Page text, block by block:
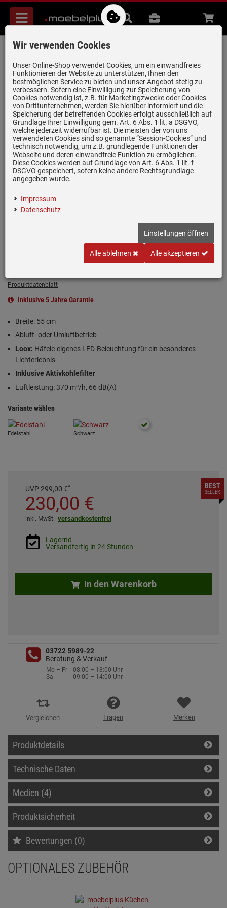
Menü
Suche
B2B Beratung
Häfele Assedo HCA33BLc6a
Lüfterbaustein 55 cm Schwarz
Artikel-Nummer:19982522 | Herstellernummer: 535.62.900 |
EAN:4066236694747
Einloggen und Bewertung schreiben
Produktdatenblatt
Inklusive 5 Jahre Garantie
Breite: 55 cm
Abluft- oder Umluftbetrieb
Loox: Häfele-eigenes LED-Beleuchtung für ein besonderes
Lichterlebnis
Inklusive Aktivkohlefilter
Luftleistung: 370 m³/h, 66 dB(A)
Variante wählen
Edelstahl Schwarz
UVP 299,00 €*
230,00 €
inkl. MwSt. versandkostenfrei
Lagernd
Versandfertig in 24 Stunden
In den Warenkorb
BEST
SELLER
03722 5989-22
Beratung & Verkauf
Mo – Fr
08:00 – 18:00 Uhr
Sa
09:00 – 14:00 Uhr
Vergleichen Fragen Merken
Produktdetails
Technische Daten
Medien (4)
Produktsicherheit
Bewertungen (0)
OPTIONALES ZUBEHÖR
Wir verwenden Cookies
Unser Online-Shop verwendet Cookies, um ein einwandfreies
Funktionieren der Website zu unterstützen, Ihnen den
bestmöglichen Service zu bieten und unser Angebot stetig zu
verbessern. Sofern eine Einwilligung zur Speicherung von
Cookies notwendig ist, z.B. für Marketingzwecke oder Cookies
von Drittunternehmen, werden Sie hierüber informiert und die
Speicherung der betreffenden Cookies erfolgt ausschließlich auf
Grundlage Ihrer Einwilligung gem. Art. 6 Abs. 1 lit. a DSGVO,
welche jederzeit widerrufbar ist. Die meisten der von uns
verwendeten Cookies sind so genannte “Session-Cookies” und
technisch notwendig, um z.B. grundlegende Funktionen der
Webseite und deren einwandfreie Funktion zu ermöglichen.
Diese Cookies werden auf Grundlage von Art. 6 Abs. 1 lit. f
DSGVO gespeichert, sofern keine andere Rechtsgrundlage
angegeben wurde.
Impressum
Datenschutz
Einstellungen öffnen
Alle ablehnen Alle akzeptieren